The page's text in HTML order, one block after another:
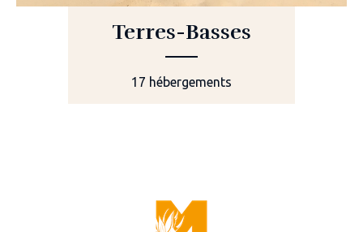
Terres-Basses
17 hébergements